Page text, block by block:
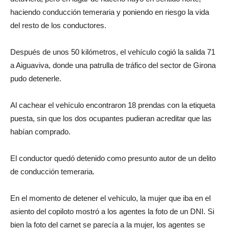
haciendo conducción temeraria y poniendo en riesgo la vida
del resto de los conductores.
Después de unos 50 kilómetros, el vehículo cogió la salida 71
a Aiguaviva, donde una patrulla de tráfico del sector de Girona
pudo detenerle.
Al cachear el vehículo encontraron 18 prendas con la etiqueta
puesta, sin que los dos ocupantes pudieran acreditar que las
habían comprado.
El conductor quedó detenido como presunto autor de un delito
de conducción temeraria.
En el momento de detener el vehículo, la mujer que iba en el
asiento del copiloto mostró a los agentes la foto de un DNI. Si
bien la foto del carnet se parecía a la mujer, los agentes se